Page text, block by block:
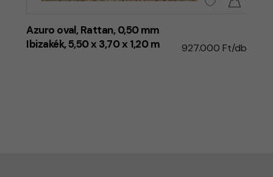
Azuro oval, Rattan, 0,50 mm
Ibizakék, 5,50 x 3,70 x 1,20 m
927.000 Ft/db